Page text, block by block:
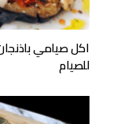
اكل صيامي
للصيام